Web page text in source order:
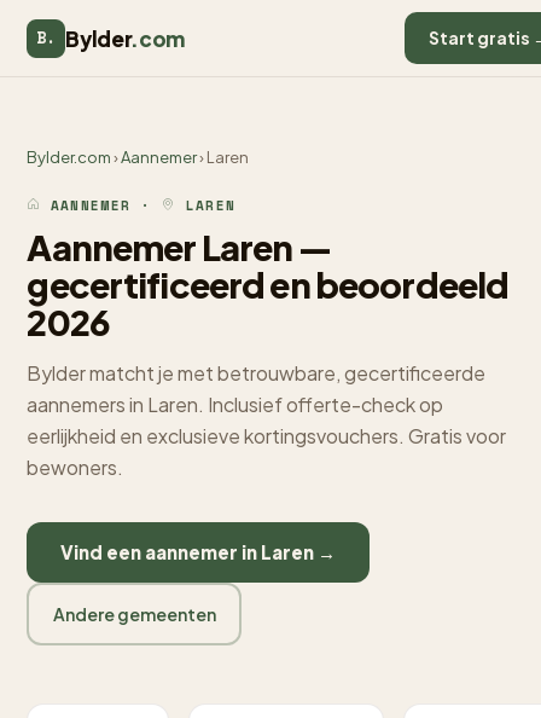
B. Bylder.com Start gratis
Bylder.com›Aannemer› Laren
AANNEMER · LAREN
Aannemer Laren —
gecertificeerd en beoordeeld
2026
Bylder matcht je met betrouwbare, gecertificeerde
aannemers in Laren. Inclusief offerte-check op
eerlijkheid en exclusieve kortingsvouchers. Gratis voor
bewoners.
Vind een aannemer in Laren →
Andere gemeenten